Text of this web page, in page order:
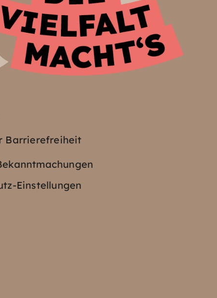
Barrierefreiheit
Einstellungen